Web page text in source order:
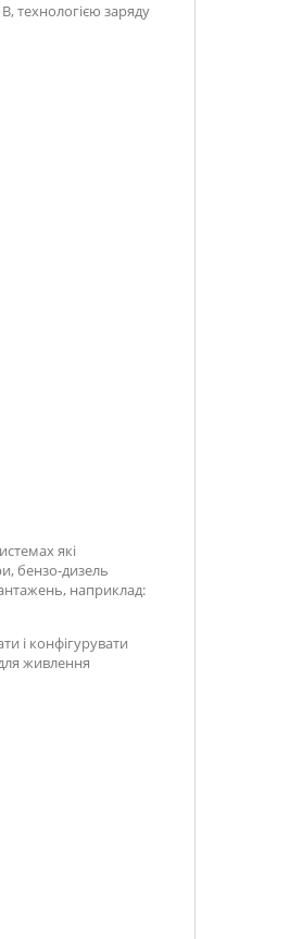
технологією заряду
які
бензо-дизель
наприклад:
і конфігурувати
живлення